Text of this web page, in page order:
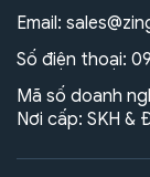
Email:
Số điện thoại:
Mã số doanh
Nơi cấp: SKH &